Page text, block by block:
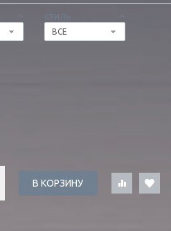
СТИЛЬ
ВСЕ
В КОРЗИНУ